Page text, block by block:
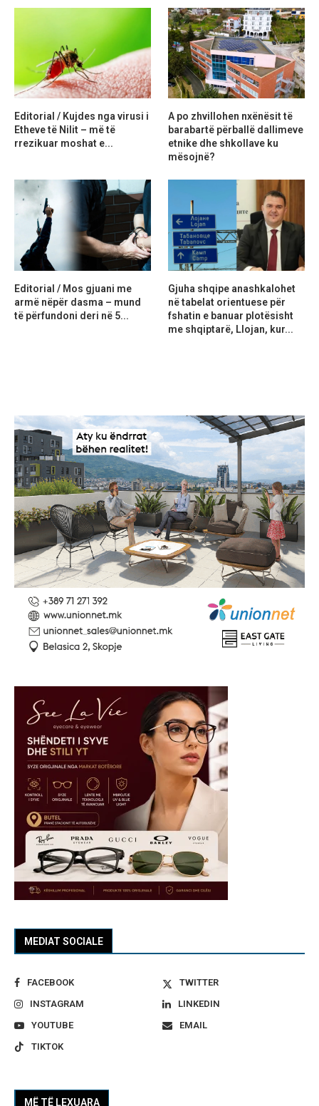
MEDIAT SOCIALE
FACEBOOK
TWITTER
INSTAGRAM
LINKEDIN
YOUTUBE
EMAIL
TIKTOK
MË TË LEXUARA
Editorial / Kujdes nga virusi i
Etheve të Nilit – më të
rrezikuar moshat e...
A po zhvillohen nxënësit të
barabartë përballë dallimeve
etnike dhe shkollave ku
mësojnë?
Editorial / Mos gjuani me
armë nëpër dasma – mund
të përfundoni deri në 5...
Gjuha shqipe anashkalohet
në tabelat orientuese për
fshatin e banuar plotësisht
me shqiptarë, Llojan, kur...